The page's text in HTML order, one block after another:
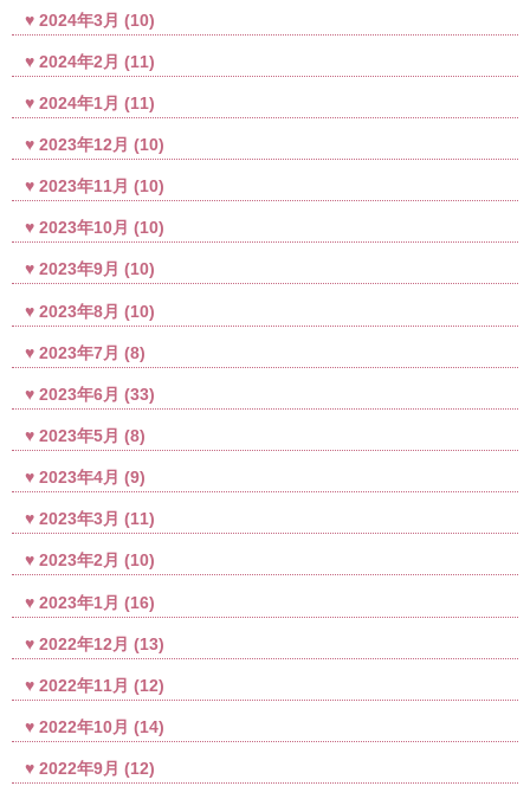
2024年3月 (10)
2024年2月 (11)
2024年1月 (11)
2023年12月 (10)
2023年11月 (10)
2023年10月 (10)
2023年9月 (10)
2023年8月 (10)
2023年7月 (8)
2023年6月 (33)
2023年5月 (8)
2023年4月 (9)
2023年3月 (11)
2023年2月 (10)
2023年1月 (16)
2022年12月 (13)
2022年11月 (12)
2022年10月 (14)
2022年9月 (12)